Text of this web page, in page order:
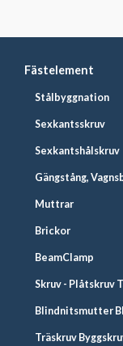
Fästelement
Stålbyggnation
Sexkantsskruv
Sexkantshålskruv
Gängstång,
Muttrar
Brickor
BeamClamp
Skruv - Plåtskruv
Blindnitsmutter
Träskruv